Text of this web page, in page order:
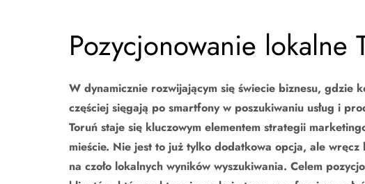
Pozycjonowanie lokalne
W dynamicznie rozwijającym się świecie biznesu, gdzie
częściej sięgają po smartfony w poszukiwaniu usług i
Toruń staje się kluczowym elementem strategii
mieście. Nie jest to już tylko dodatkowa opcja, ale
na czoło lokalnych wyników wyszukiwania. Celem